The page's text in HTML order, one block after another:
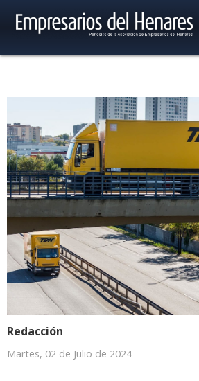
Redacción
Martes, 02 de Julio de 2024